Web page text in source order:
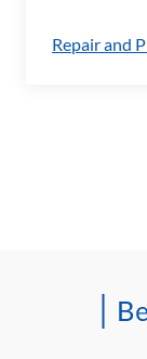
Repair and